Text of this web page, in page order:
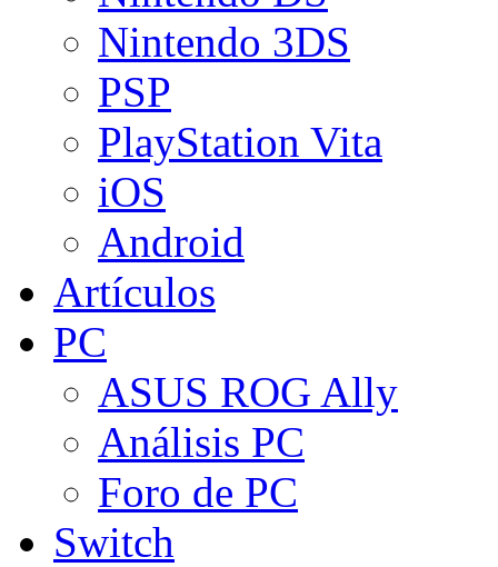
Nintendo 3DS
PSP
PlayStation Vita
iOS
Android
Artículos
PC
ASUS ROG Ally
Análisis PC
Foro de PC
Switch